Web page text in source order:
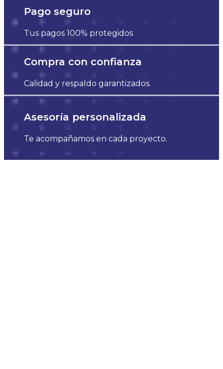
Pago seguro
Tus pagos 100% protegidos
Compra con confianza
Calidad y respaldo garantizados.
Asesoría personalizada
Te acompañamos en cada proyecto.